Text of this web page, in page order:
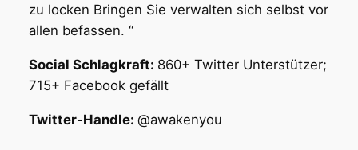
zu locken Bringen Sie verwalten sich selbst vor
allen befassen. “
Social Schlagkraft: 860+ Twitter Unterstützer;
715+ Facebook gefällt
Twitter-Handle: @awakenyou